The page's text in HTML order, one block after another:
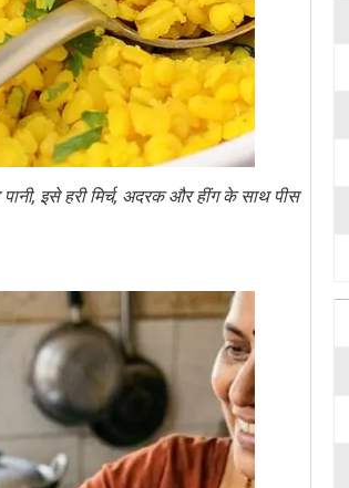
इसे हरी मिर्च, अदरक और हींग के साथ पीस